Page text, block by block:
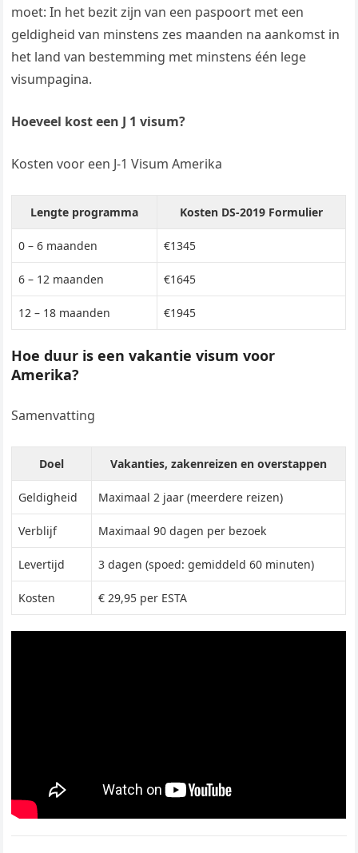
moet: In het bezit zijn van een paspoort met een
geldigheid van minstens zes maanden na aankomst in
het land van bestemming met minstens één lege
visumpagina.
Hoeveel kost een J 1 visum?
Kosten voor een J-1 Visum Amerika
Lengte programma Kosten DS-2019 Formulier
0 – 6 maanden €1345
6 – 12 maanden €1645
12 – 18 maanden €1945
Hoe duur is een vakantie visum voor
Amerika?
Samenvatting
Doel Vakanties, zakenreizen en overstappen
Geldigheid Maximaal 2 jaar (meerdere reizen)
Verblijf Maximaal 90 dagen per bezoek
Levertijd 3 dagen (spoed: gemiddeld 60 minuten)
Kosten € 29,95 per ESTA